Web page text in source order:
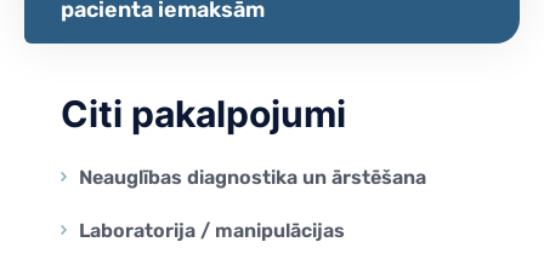
pacienta iemaksām
Citi pakalpojumi
Neauglības diagnostika un ārstēšana
Laboratorija / manipulācijas